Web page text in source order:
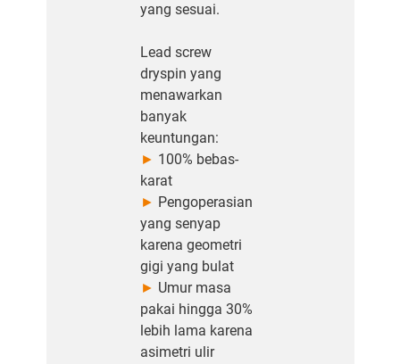
yang sesuai.
Lead screw
dryspin yang
menawarkan
banyak
keuntungan:
► 100% bebas-
karat
► Pengoperasian
yang senyap
karena geometri
gigi yang bulat
► Umur masa
pakai hingga 30%
lebih lama karena
asimetri ulir